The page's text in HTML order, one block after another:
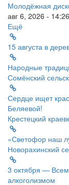
Молодёжная
авг 6, 2026 - 14:26
Ещё
15 августа в
Народные
Сомёнский
Сердце ищет
Беляевой!
Крестецкий
«Светофор наш
Новорахинский
3 октября —
алкоголизмом